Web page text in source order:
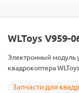
Подходит
WLToys V959-
Электронный модуль
квадрокоптера
Запчасти для